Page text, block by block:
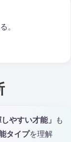
。
やすい才能」
も
タイプを理解